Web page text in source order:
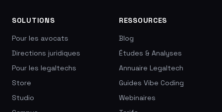
SOLUTIONS
Pour les avocats
Directions juridiques
Pour les legaltechs
Store
Studio
RESSOURCES
Blog
Études & Analyses
Annuaire Legaltech
Guides Vibe Coding
Webinaires